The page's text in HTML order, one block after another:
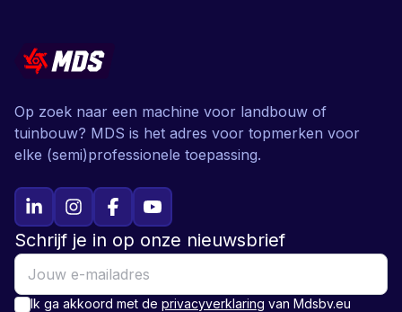
Op zoek naar een machine voor landbouw of
tuinbouw? MDS is het adres voor topmerken voor
elke (semi)professionele toepassing.
Schrijf je in op onze nieuwsbrief
Ik ga akkoord met de privacyverklaring van Mdsbv.eu